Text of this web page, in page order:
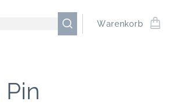
Warenkorb